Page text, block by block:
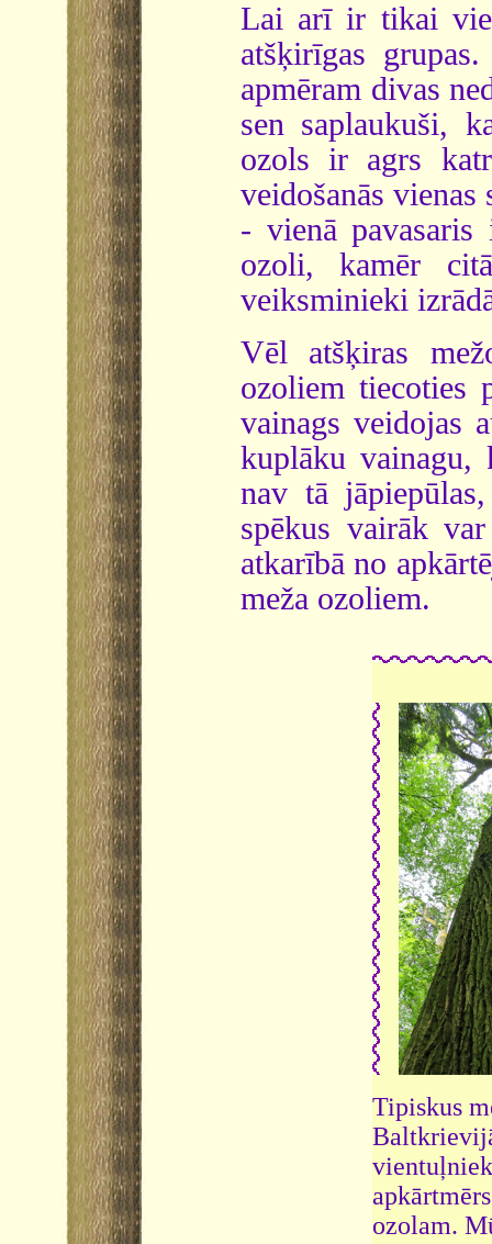
Lai arī ir tikai
atšķirīgas
apmēram divas
sen saplaukuši,
ozols ir agrs
veidošanās
- vienā
ozoli, kamēr
veiksminieki
Vēl atšķiras
ozoliem tiecoties
vainags veidojas
kuplāku vainagu,
nav tā
spēkus vairāk
atkarībā no
meža ozoliem.
Tipiskus
ozolam.